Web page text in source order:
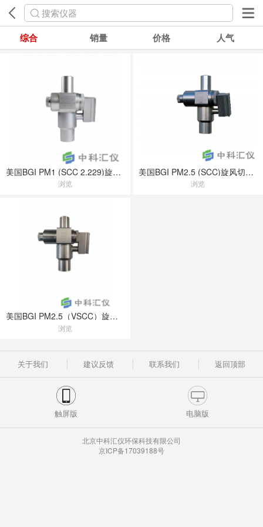
搜索仪器
综合 销量 价格 人气
美国BGI PM1 (SCC 2.229)旋风切割器
浏览
美国BGI PM2.5 (SCC)旋风切割器
浏览
美国BGI PM2.5（VSCC）旋风切割器
浏览
关于我们 建议反馈 联系我们 返回顶部
触屏版 电脑版
北京中科汇仪环保科技有限公司
京ICP备17039188号